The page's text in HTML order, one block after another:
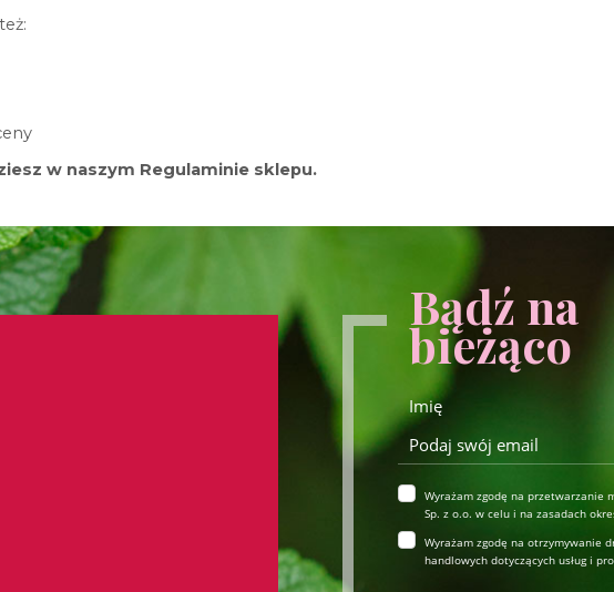
w naszym Regulaminie sklepu.
Bądź na
bieżąco
Wyrażam zgodę na przetwarzanie
Sp. z o.o. w celu i na zasadach
Wyrażam zgodę na otrzymywanie
handlowych dotyczących usług i